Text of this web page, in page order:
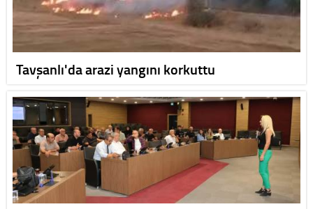
Tavşanlı'da arazi yangını korkuttu